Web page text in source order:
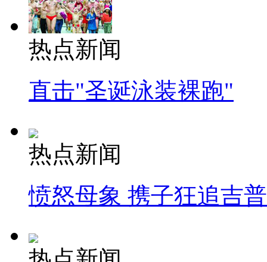
热点新闻
直击"圣诞泳装裸跑"
热点新闻
愤怒母象 携子狂追吉